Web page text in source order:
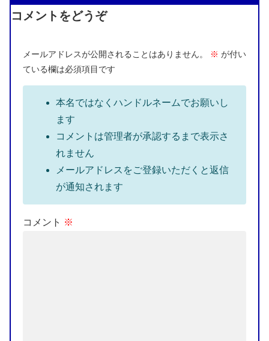
コメントをどうぞ
メールアドレスが公開されることはありません。 ※ が付い
ている欄は必須項目です
本名ではなくハンドルネームでお願いし
ます
コメントは管理者が承認するまで表示さ
れません
メールアドレスをご登録いただくと返信
が通知されます
コメント ※